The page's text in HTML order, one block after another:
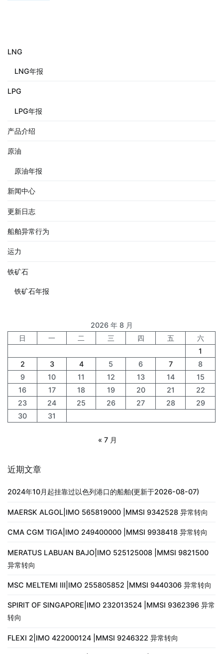
LNG
LNG年报
LPG
LPG年报
产品介绍
原油
原油年报
新闻中心
更新日志
船舶异常行为
运力
铁矿石
铁矿石年报
2026 年 8 月
日
一 二 三 四 五
六
1
2
3 4 5 6 7
8
9
10 11 12 13 14
15
16
17 18 19 20 21
22
23
24 25 26 27 28
29
30
31
« 7 月
近期文章
2024年10月起挂靠过以色列港口的船舶(更新于2026-08-07)
MAERSK ALGOL|IMO 565819000 |MMSI 9342528 异常转向
CMA CGM TIGA|IMO 249400000 |MMSI 9938418 异常转向
MERATUS LABUAN BAJO|IMO 525125008 |MMSI 9821500
异常转向
MSC MELTEMI III|IMO 255805852 |MMSI 9440306 异常转向
SPIRIT OF SINGAPORE|IMO 232013524 |MMSI 9362396 异常
转向
FLEXI 2|IMO 422000124 |MMSI 9246322 异常转向